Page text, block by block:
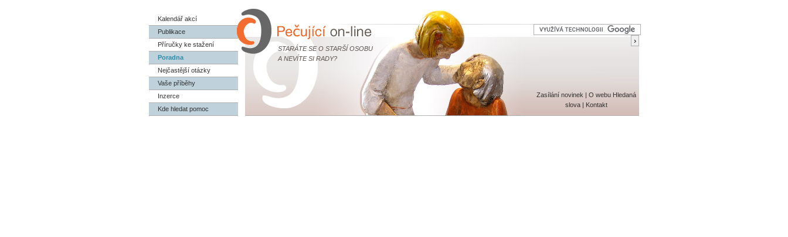
STARÁTE SE O STARŠÍ OSOBU
A NEVÍTE SI RADY?
Kalendář akcí
Publikace
Příručky ke stažení
Poradna
Nejčastější otázky
Vaše příběhy
Inzerce
Kde hledat pomoc
Zasílání novinek | O webu Hledaná
slova | Kontakt